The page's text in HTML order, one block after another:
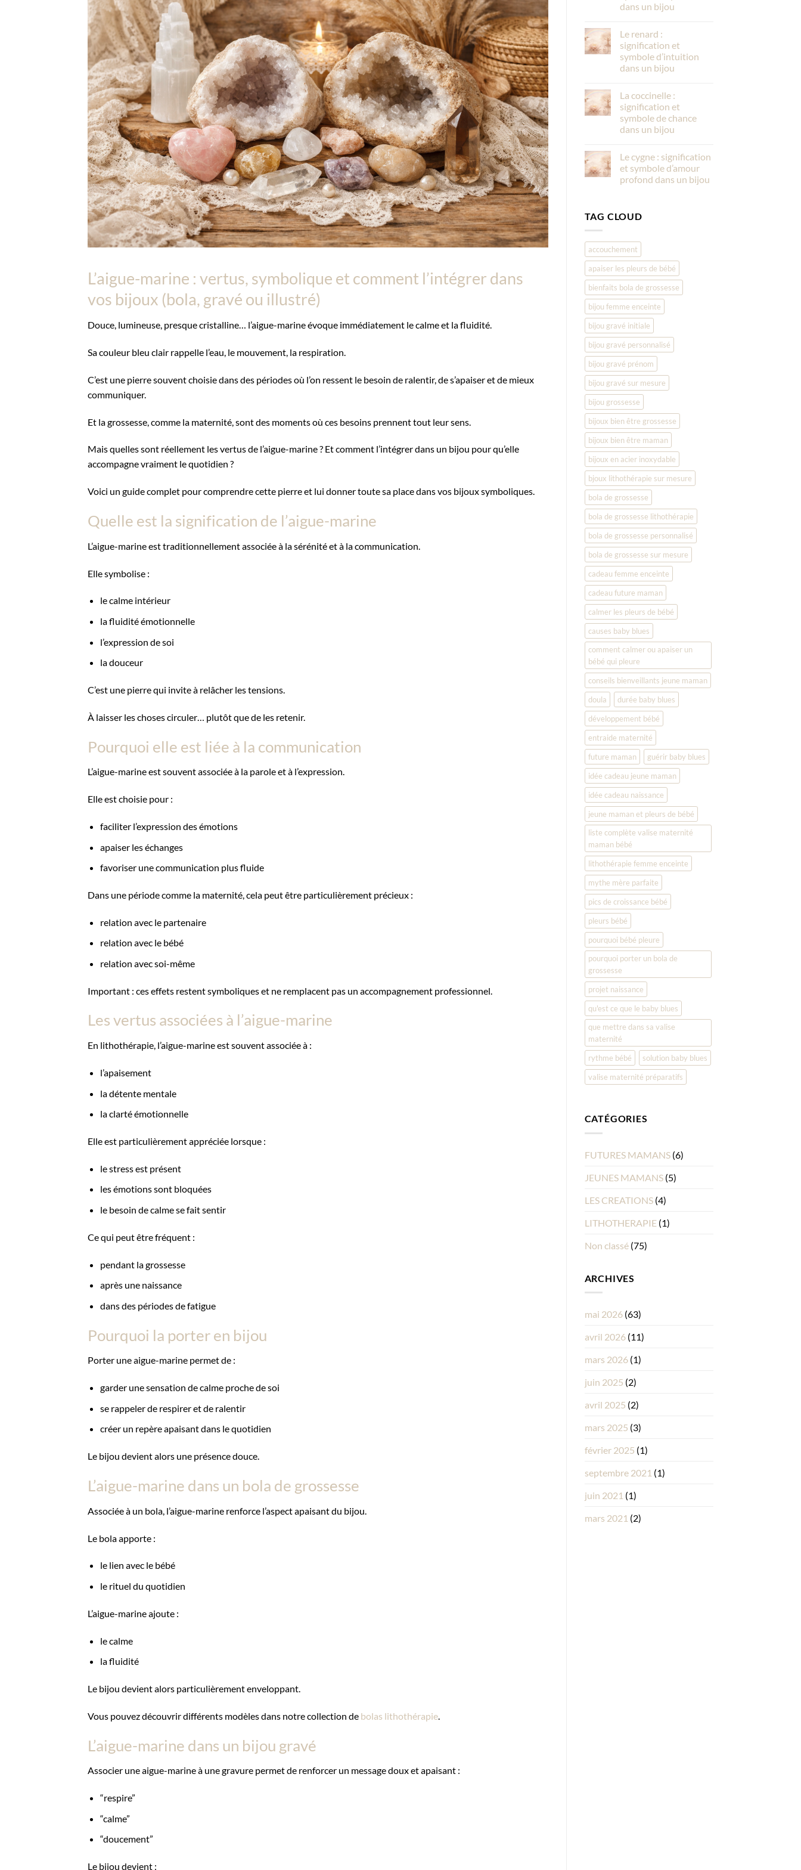
L’aigue-marine : vertus, symbolique et comment l’intégrer dans
vos bijoux (bola, gravé ou illustré)
Douce, lumineuse, presque cristalline… l’aigue-marine évoque immédiatement le calme et la fluidité.
Sa couleur bleu clair rappelle l’eau, le mouvement, la respiration.
C’est une pierre souvent choisie dans des périodes où l’on ressent le besoin de ralentir, de s’apaiser et de mieux
communiquer.
Et la grossesse, comme la maternité, sont des moments où ces besoins prennent tout leur sens.
Mais quelles sont réellement les vertus de l’aigue-marine ? Et comment l’intégrer dans un bijou pour qu’elle
accompagne vraiment le quotidien ?
Voici un guide complet pour comprendre cette pierre et lui donner toute sa place dans vos bijoux symboliques.
Quelle est la signification de l’aigue-marine
L’aigue-marine est traditionnellement associée à la sérénité et à la communication.
Elle symbolise :
le calme intérieur
la fluidité émotionnelle
l’expression de soi
la douceur
C’est une pierre qui invite à relâcher les tensions.
À laisser les choses circuler… plutôt que de les retenir.
Pourquoi elle est liée à la communication
L’aigue-marine est souvent associée à la parole et à l’expression.
Elle est choisie pour :
faciliter l’expression des émotions
apaiser les échanges
favoriser une communication plus fluide
Dans une période comme la maternité, cela peut être particulièrement précieux :
relation avec le partenaire
relation avec le bébé
relation avec soi-même
Important : ces effets restent symboliques et ne remplacent pas un accompagnement professionnel.
Les vertus associées à l’aigue-marine
En lithothérapie, l’aigue-marine est souvent associée à :
l’apaisement
la détente mentale
la clarté émotionnelle
Elle est particulièrement appréciée lorsque :
le stress est présent
les émotions sont bloquées
le besoin de calme se fait sentir
Ce qui peut être fréquent :
pendant la grossesse
après une naissance
dans des périodes de fatigue
Pourquoi la porter en bijou
Porter une aigue-marine permet de :
garder une sensation de calme proche de soi
se rappeler de respirer et de ralentir
créer un repère apaisant dans le quotidien
Le bijou devient alors une présence douce.
L’aigue-marine dans un bola de grossesse
Associée à un bola, l’aigue-marine renforce l’aspect apaisant du bijou.
Le bola apporte :
le lien avec le bébé
le rituel du quotidien
L’aigue-marine ajoute :
le calme
la fluidité
Le bijou devient alors particulièrement enveloppant.
Vous pouvez découvrir différents modèles dans notre collection de bolas lithothérapie
L’aigue-marine dans un bijou gravé
Associer une aigue-marine à une gravure permet de renforcer un message doux et apaisant :
“respire”
“calme”
“doucement”
Le bijou devient :
dans un bijou
Le renard :
signification et
symbole d’intuition
dans un bijou
La coccinelle :
signification et
symbole de chance
dans un bijou
Le cygne : signification
et symbole d’amour
profond dans un bijou
TAG CLOUD
accouchement
apaiser les pleurs de bébé
bienfaits bola de grossesse
bijou femme enceinte
bijou gravé initiale
bijou gravé personnalisé
bijou gravé prénom
bijou gravé sur mesure
bijou grossesse
bijoux bien être grossesse
bijoux bien être maman
bijoux en acier inoxydable
bjoux lithothérapie sur mesure
bola de grossesse
bola de grossesse lithothérapie
bola de grossesse personnalisé
bola de grossesse sur mesure
cadeau femme enceinte
cadeau future maman
calmer les pleurs de bébé
causes baby blues
comment calmer ou apaiser un
bébé qui pleure
conseils bienveillants jeune maman
doula
durée baby blues
développement bébé
entraide maternité
future maman
guérir baby blues
idée cadeau jeune maman
idée cadeau naissance
jeune maman et pleurs de bébé
liste complète valise maternité
maman bébé
lithothérapie femme enceinte
mythe mère parfaite
pics de croissance bébé
pleurs bébé
pourquoi bébé pleure
pourquoi porter un bola de
grossesse
projet naissance
qu'est ce que le baby blues
que mettre dans sa valise
maternité
rythme bébé
solution baby blues
valise maternité préparatifs
CATÉGORIES
FUTURES MAMANS(6)
JEUNES MAMANS(5)
LES CREATIONS(4)
LITHOTHERAPIE(1)
Non classé(75)
ARCHIVES
mai 2026(63)
avril 2026(11)
mars 2026(1)
juin 2025 (2)
avril 2025 (2)
mars 2025 (3)
février 2025 (1)
septembre 2021 (1)
juin 2021 (1)
mars 2021 (2)